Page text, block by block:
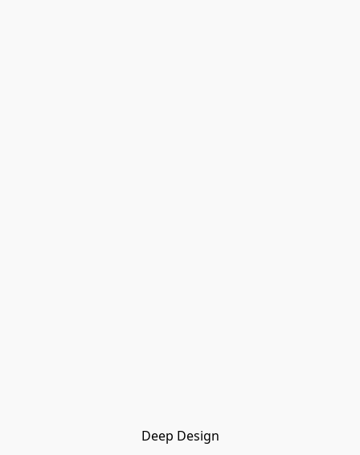
Deep Design